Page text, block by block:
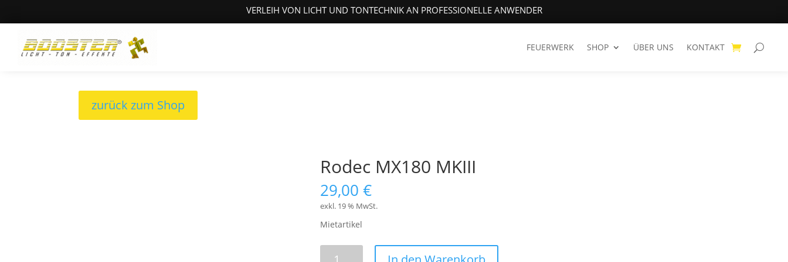
VERLEIH VON LICHT UND TONTECHNIK AN PROFESSIONELLE ANWENDER
FEUERWERK SHOP ÜBER UNS KONTAKT
zurück zum Shop
Rodec MX180 MKIII
29,00€
exkl. 19 % MwSt.
Mietartikel